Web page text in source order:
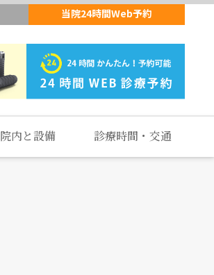
当院24時間Web予約
院内と設備 診療時間・交通